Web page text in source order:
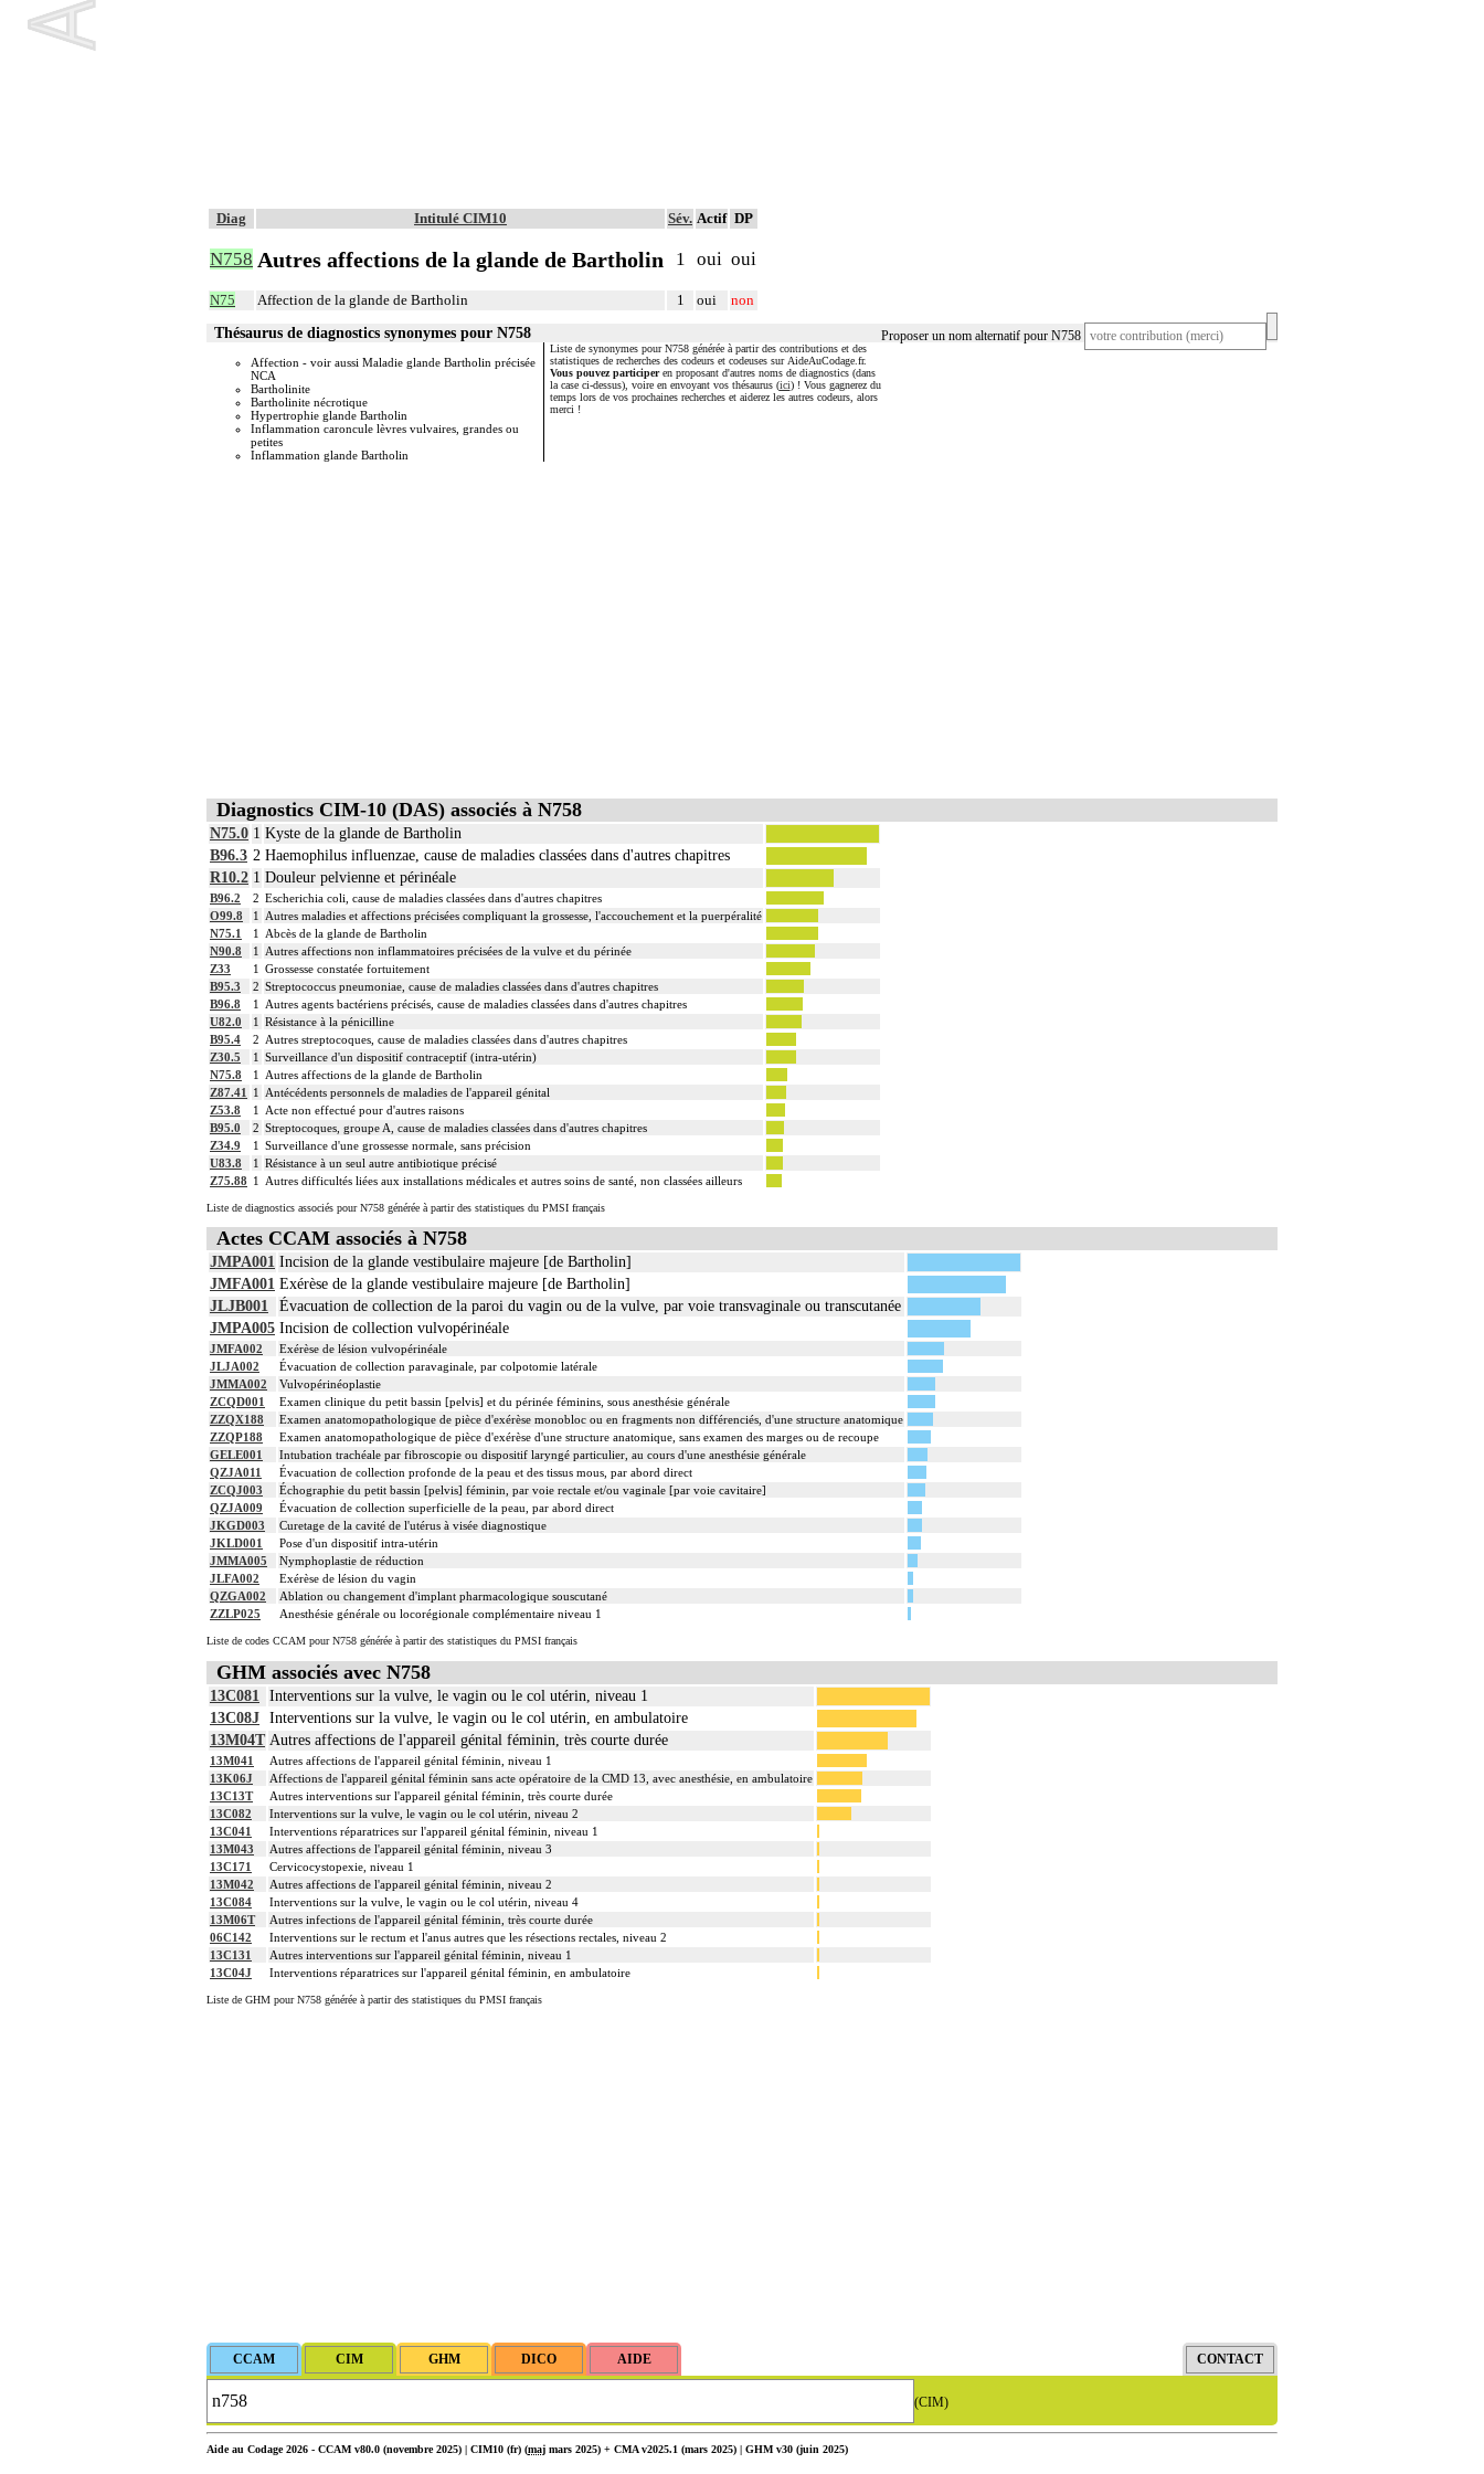
Diag Intitulé CIM10 Sév. Actif DP
N758 Autres affections de la glande de Bartholin 1 oui oui
N75 Affection de la glande de Bartholin 1 oui non
Proposer un nom alternatif pour N758
Thésaurus de diagnostics synonymes pour N758
Affection - voir aussi Maladie glande Bartholin précisée
NCA
Bartholinite
Bartholinite nécrotique
Hypertrophie glande Bartholin
Inflammation caroncule lèvres vulvaires, grandes ou
petites
Inflammation glande Bartholin
Liste de synonymes pour N758 générée à partir des contributions et des
statistiques de recherches des codeurs et codeuses sur AideAuCodage.fr.
Vous pouvez participeren proposant d'autres noms de diagnostics (dans
la case ci-dessus), voire en envoyant vos thésaurus (ici) ! Vous gagnerez du
temps lors de vos prochaines recherches et aiderez les autres codeurs, alors
merci !
Diagnostics CIM-10 (DAS) associés à N758
N75.0 1 Kyste de la glande de Bartholin
B96.3 2 Haemophilus influenzae, cause de maladies classées dans d'autres chapitres
R10.2 1 Douleur pelvienne et périnéale
B96.2 2 Escherichia coli, cause de maladies classées dans d'autres chapitres
O99.8
1
Autres maladies et affections précisées compliquant la grossesse, l'accouchement et la puerpéralité
N75.1
1
Abcès de la glande de Bartholin
N90.8
1
Autres affections non inflammatoires précisées de la vulve et du périnée
Z33
1 Grossesse constatée fortuitement
B95.3
2 Streptococcus pneumoniae, cause de maladies classées dans d'autres chapitres
B96.8
1
Autres agents bactériens précisés, cause de maladies classées dans d'autres chapitres
U82.0
1 Résistance à la pénicilline
B95.4
2 Autres streptocoques, cause de maladies classées dans d'autres chapitres
Z30.5
1 Surveillance d'un dispositif contraceptif (intra-utérin)
N75.8
1
Autres affections de la glande de Bartholin
Z87.41
1
Antécédents personnels de maladies de l'appareil génital
Z53.8
1
Acte non effectué pour d'autres raisons
B95.0
2 Streptocoques, groupe A, cause de maladies classées dans d'autres chapitres
Z34.9
1 Surveillance d'une grossesse normale, sans précision
U83.8
1 Résistance à un seul autre antibiotique précisé
Z75.88 1 Autres difficultés liées aux installations médicales et autres soins de santé, non classées ailleurs
Liste de diagnostics associés pour N758 générée à partir des statistiques du PMSI français
Actes CCAM associés à N758
JMPA001 Incision de la glande vestibulaire majeure [de Bartholin]
JMFA001 Exérèse de la glande vestibulaire majeure [de Bartholin]
JLJB001
Évacuation de collection de la paroi du vagin ou de la vulve, par voie transvaginale ou transcutanée
JMPA005 Incision de collection vulvopérinéale
JMFA002
Exérèse de lésion vulvopérinéale
JLJA002
Évacuation de collection paravaginale, par colpotomie latérale
JMMA002
Vulvopérinéoplastie
ZCQD001
Examen clinique du petit bassin [pelvis] et du périnée féminins, sous anesthésie générale
ZZQX188
Examen anatomopathologique de pièce d'exérèse monobloc ou en fragments non différenciés, d'une structure anatomique
ZZQP188
Examen anatomopathologique de pièce d'exérèse d'une structure anatomique, sans examen des marges ou de recoupe
GELE001
Intubation trachéale par fibroscopie ou dispositif laryngé particulier, au cours d'une anesthésie générale
QZJA011
Évacuation de collection profonde de la peau et des tissus mous, par abord direct
ZCQJ003
Échographie du petit bassin [pelvis] féminin, par voie rectale et/ou vaginale [par voie cavitaire]
QZJA009
Évacuation de collection superficielle de la peau, par abord direct
JKGD003
Curetage de la cavité de l'utérus à visée diagnostique
JKLD001
Pose d'un dispositif intra-utérin
JMMA005
Nymphoplastie de réduction
JLFA002
Exérèse de lésion du vagin
QZGA002
Ablation ou changement d'implant pharmacologique souscutané
ZZLP025
Anesthésie générale ou locorégionale complémentaire niveau 1
Liste de codes CCAM pour N758 générée à partir des statistiques du PMSI français
GHM associés avec N758
13C081
Interventions sur la vulve, le vagin ou le col utérin, niveau 1
13C08J Interventions sur la vulve, le vagin ou le col utérin, en ambulatoire
13M04T Autres affections de l'appareil génital féminin, très courte durée
13M041
Autres affections de l'appareil génital féminin, niveau 1
13K06J
Affections de l'appareil génital féminin sans acte opératoire de la CMD 13, avec anesthésie, en ambulatoire
13C13T
Autres interventions sur l'appareil génital féminin, très courte durée
13C082
Interventions sur la vulve, le vagin ou le col utérin, niveau 2
13C041
Interventions réparatrices sur l'appareil génital féminin, niveau 1
13M043
Autres affections de l'appareil génital féminin, niveau 3
13C171
Cervicocystopexie, niveau 1
13M042
Autres affections de l'appareil génital féminin, niveau 2
13C084
Interventions sur la vulve, le vagin ou le col utérin, niveau 4
13M06T
Autres infections de l'appareil génital féminin, très courte durée
06C142
Interventions sur le rectum et l'anus autres que les résections rectales, niveau 2
13C131
Autres interventions sur l'appareil génital féminin, niveau 1
13C04J
Interventions réparatrices sur l'appareil génital féminin, en ambulatoire
Liste de GHM pour N758 générée à partir des statistiques du PMSI français
(CIM)
Aide au Codage 2026 - CCAM v80.0 (novembre 2025) | CIM10 (fr) (maj mars 2025) + CMA v2025.1 (mars 2025) | GHM v30 (juin 2025)